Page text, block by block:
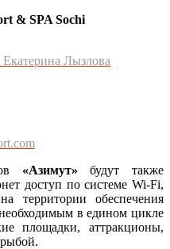
& SPA Sochi
Екатерина Лызлова
«Азимут» будут также
доступ по системе Wi-Fi,
территории обеспечения
в едином цикле
площадки, аттракционы,